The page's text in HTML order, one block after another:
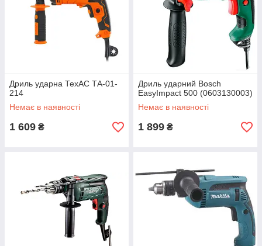
Дриль ударна ТехАС ТА-01-
214
Немає в наявності
1 609 ₴
Дриль ударний Bosch
EasyImpact 500 (0603130003)
Немає в наявності
1 899 ₴